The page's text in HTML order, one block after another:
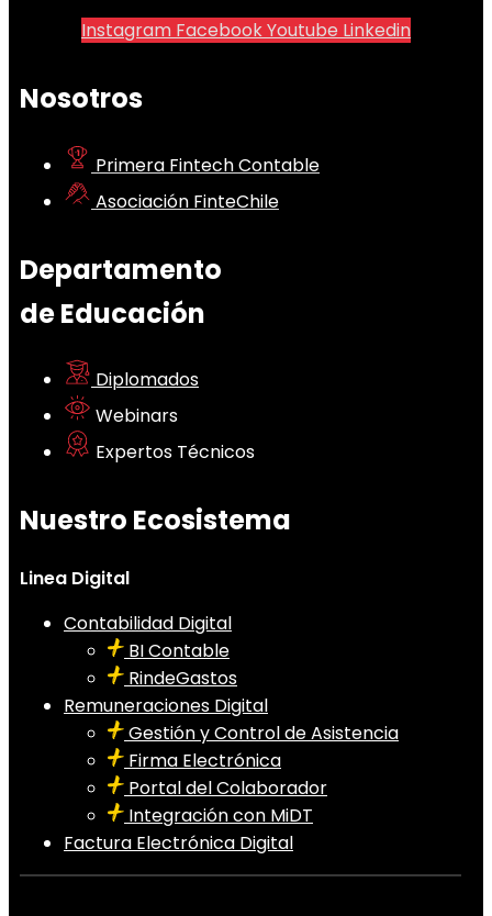
Instagram FacebookYoutube Linkedin
Nosotros
Primera Fintech Contable
Asociación FinteChile
Departamento
de Educación
Diplomados
Webinars
Expertos Técnicos
Nuestro Ecosistema
Linea Digital
Contabilidad Digital
BI Contable
RindeGastos
Remuneraciones Digital
Gestión y Control de Asistencia
Firma Electrónica
Portal del Colaborador
Integración con MiDT
Factura Electrónica Digital